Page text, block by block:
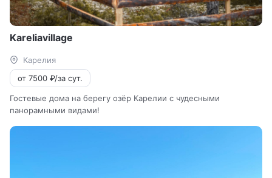
Kareliavillage
Карелия
от 7500 ₽/за сут.
Гостевые дома на берегу озёр Карелии с чудесными
панорамными видами!